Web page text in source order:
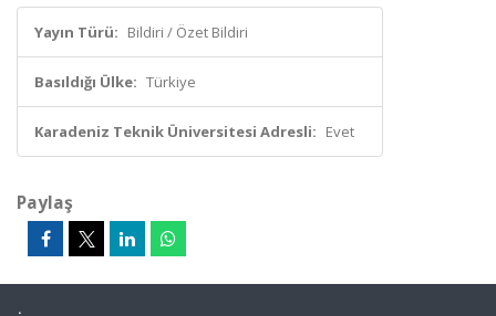
Yayın Türü: Bildiri / Özet Bildiri
Basıldığı Ülke: Türkiye
Karadeniz Teknik Üniversitesi Adresli: Evet
Paylaş